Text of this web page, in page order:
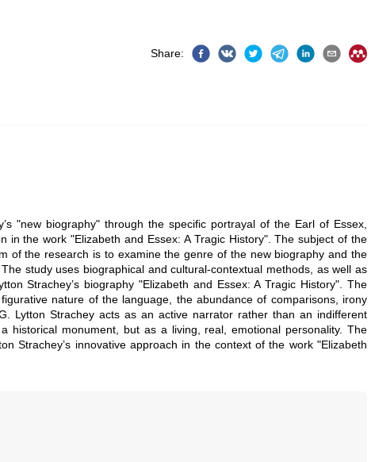
Share:
"new biography" through the specific portrayal of the Earl of Essex,
in the work "Elizabeth and Essex: A Tragic History". The subject of the
of the research is to examine the genre of the new biography and the
study uses biographical and cultural-contextual methods, as well as
Strachey’s biography "Elizabeth and Essex: A Tragic History". The
nature of the language, the abundance of comparisons, irony
Lytton Strachey acts as an active narrator rather than an indifferent
monument, but as a living, real, emotional personality. The
Strachey’s innovative approach in the context of the work "Elizabeth